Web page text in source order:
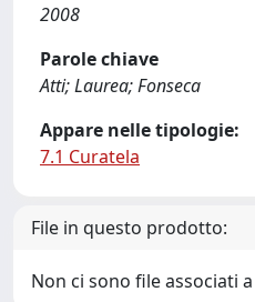
2008
Parole chiave
Atti; Laurea; Fonseca
Appare nelle tipologie:
7.1 Curatela
File in questo prodotto:
Non ci sono file associati